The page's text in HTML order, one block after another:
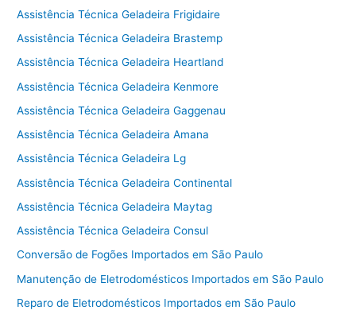
Assistência Técnica Geladeira Frigidaire
Assistência Técnica Geladeira Brastemp
Assistência Técnica Geladeira Heartland
Assistência Técnica Geladeira Kenmore
Assistência Técnica Geladeira Gaggenau
Assistência Técnica Geladeira Amana
Assistência Técnica Geladeira Lg
Assistência Técnica Geladeira Continental
Assistência Técnica Geladeira Maytag
Assistência Técnica Geladeira Consul
Conversão de Fogões Importados em São Paulo
Manutenção de Eletrodomésticos Importados em São Paulo
Reparo de Eletrodomésticos Importados em São Paulo